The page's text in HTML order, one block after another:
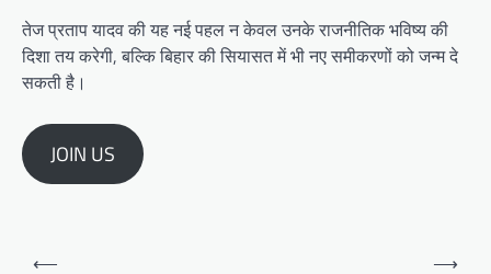
तेज प्रताप यादव की यह नई पहल न केवल उनके राजनीतिक भविष्य की
दिशा तय करेगी, बल्कि बिहार की सियासत में भी नए समीकरणों को जन्म दे
सकती है।
JOIN US
Post
⟵
⟶